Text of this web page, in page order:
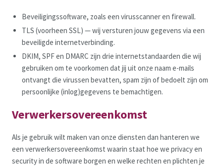
Beveiligingssoftware, zoals een virusscanner en firewall.
TLS (voorheen SSL) — wij versturen jouw gegevens via een
beveiligde internetverbinding.
DKIM, SPF en DMARC zijn drie internetstandaarden die wij
gebruiken om te voorkomen dat jij uit onze naam e-mails
ontvangt die virussen bevatten, spam zijn of bedoelt zijn om
persoonlijke (inlog)gegevens te bemachtigen.
Verwerkersovereenkomst
Als je gebruik wilt maken van onze diensten dan hanteren we
een verwerkersovereenkomst waarin staat hoe we privacy en
security in de software borgen en welke rechten en plichten je